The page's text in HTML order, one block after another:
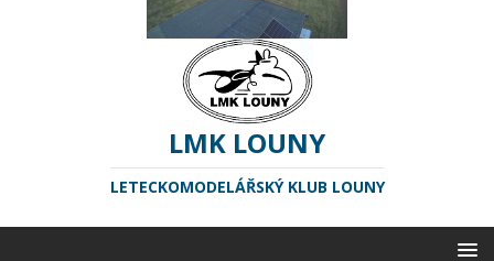
LMK LOUNY
LETECKOMODELÁŘSKÝ KLUB LOUNY